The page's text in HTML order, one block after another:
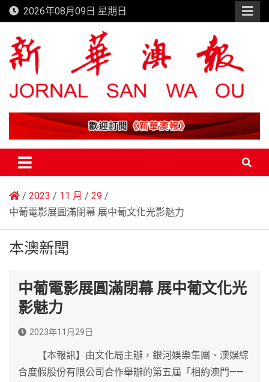
Skip
to
content
2026年08月09日 星期日
新華澳報
2023 11 月
29
中葡電影展圓滿閉幕 展中葡文化光影魅力
本澳新聞
中葡電影展圓滿閉幕 展中葡文化光
影魅力
2023年11月29日
【本報訊】由文化局主辦，銀河娛樂集團、澳娛綜
合度假股份有限公司合作舉辦的第五屆「相約澳門——